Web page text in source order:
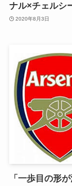
ナル×チェルシ
2020年8月3日
「一歩目の形